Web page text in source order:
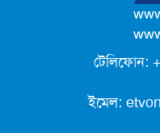
সেই
টেলিফোন:
ইমেল: